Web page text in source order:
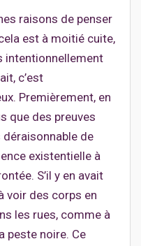
raisons de penser
est à moitié cuite,
intentionnellement
c’est
Premièrement, en
que des preuves
déraisonnable de
existentielle à
S’il y en avait
voir des corps en
les rues, comme à
peste noire. Ce